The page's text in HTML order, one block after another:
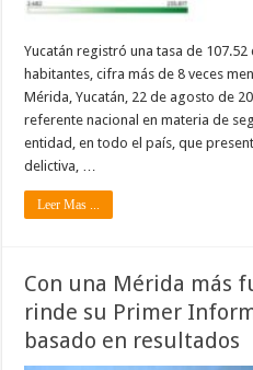
Yucatán registró una tasa de
habitantes, cifra más de 8 veces
Mérida, Yucatán, 22 de agosto de
referente nacional en materia de
entidad, en todo el país, que
delictiva, …
Leer Mas ...
Con una Mérida más
rinde su Primer
basado en resultados